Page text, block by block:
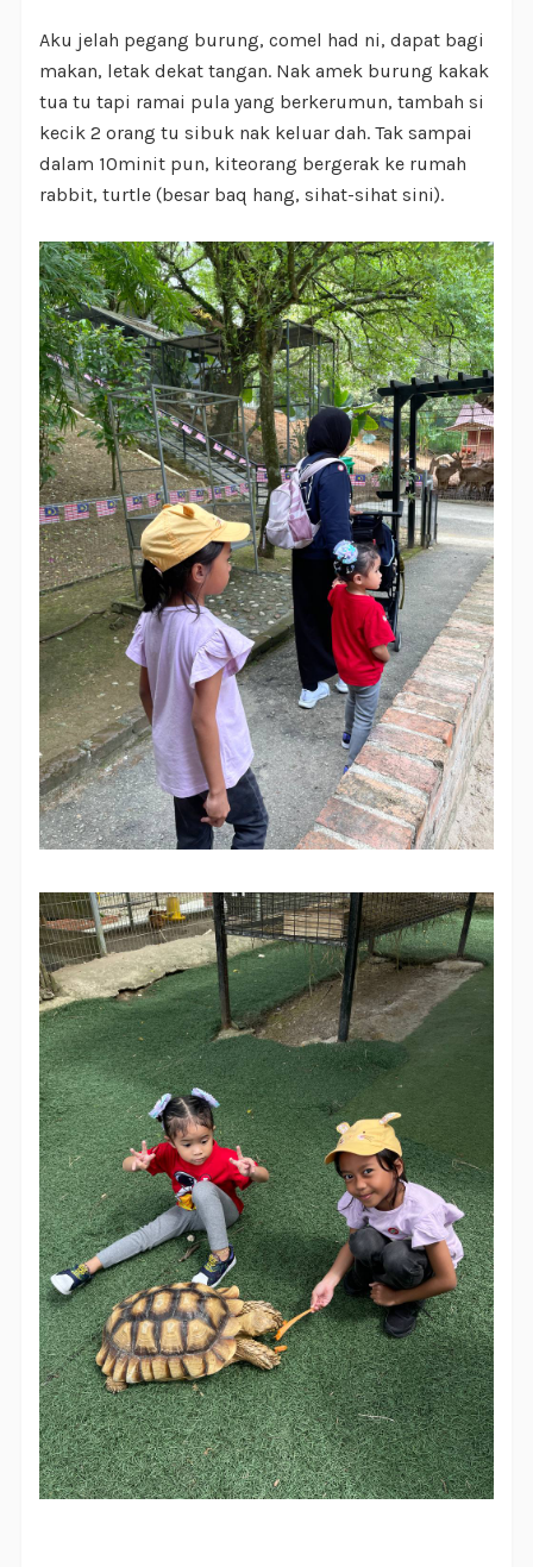
Aku jelah pegang burung, comel had ni, dapat bagi
makan, letak dekat tangan. Nak amek burung kakak
tua tu tapi ramai pula yang berkerumun, tambah si
kecik 2 orang tu sibuk nak keluar dah. Tak sampai
dalam 10minit pun, kiteorang bergerak ke rumah
rabbit, turtle (besar baq hang, sihat-sihat sini).